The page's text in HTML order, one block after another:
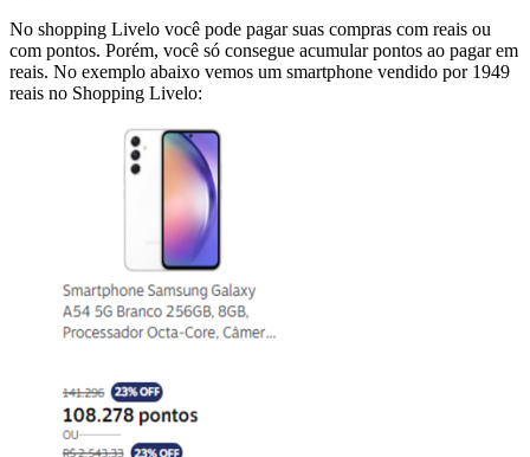
No shopping Livelo você pode pagar suas compras com reais ou
com pontos. Porém, você só consegue acumular pontos ao pagar em
reais. No exemplo abaixo vemos um smartphone vendido por 1949
reais no Shopping Livelo: